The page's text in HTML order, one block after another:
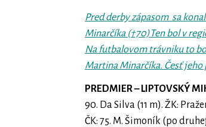
Pred derby zápasom sa
Minarčíka (†70)Ten bol v
Na futbalovom trávniku to
Martina Minarčíka. Česť jeho
PREDMIER – LIPTOVSKÝ
90. Da Silva (11 m). ŽK:
ČK: 75. M. Šimoník (po